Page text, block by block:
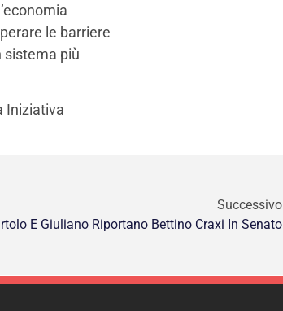
le barriere
sistema più
Iniziativa
Successivo
E Giuliano Riportano Bettino Craxi In Senato